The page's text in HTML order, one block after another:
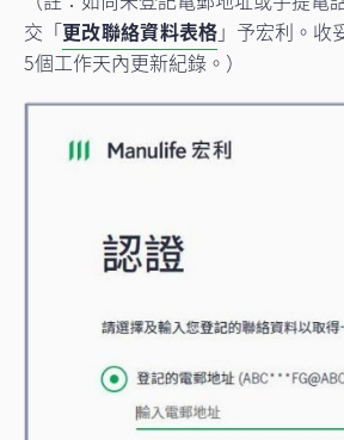
交「更改聯絡資料表格」予宏利。收
5個工作天內更新紀錄。）